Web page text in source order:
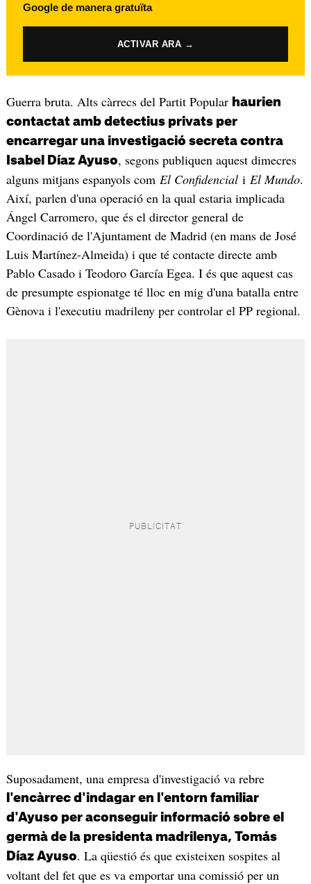
Google de manera gratuïta
ACTIVAR ARA →
Guerra bruta. Alts càrrecs del Partit Popular haurien
contactat amb detectius privats per
encarregar una investigació secreta contra
Isabel Díaz Ayuso, segons publiquen aquest dimecres
alguns mitjans espanyols com El Confidencial i El Mundo.
Així, parlen d'una operació en la qual estaria implicada
Ángel Carromero, que és el director general de
Coordinació de l'Ajuntament de Madrid (en mans de José
Luis Martínez-Almeida) i que té contacte directe amb
Pablo Casado i Teodoro García Egea. I és que aquest cas
de presumpte espionatge té lloc en mig d'una batalla entre
Gènova i l'executiu madrileny per controlar el PP regional.
Suposadament, una empresa d'investigació va rebre
l'encàrrec d'indagar en l'entorn familiar
d'Ayuso per aconseguir informació sobre el
germà de la presidenta madrilenya, Tomás
Díaz Ayuso. La qüestió és que existeixen sospites al
voltant del fet que es va emportar una comissió per un